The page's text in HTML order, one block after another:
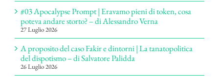
#03 Apocalypse Prompt | Eravamo pieni di token, cosa
poteva andare storto? – di Alessandro Verna
27 Luglio 2026
A proposito del caso Fakir e dintorni | La tanatopolitica
del dispotismo – di Salvatore Palidda
26 Luglio 2026